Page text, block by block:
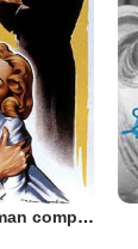
Qu'est-ce que Maman comprend à l'amour ?